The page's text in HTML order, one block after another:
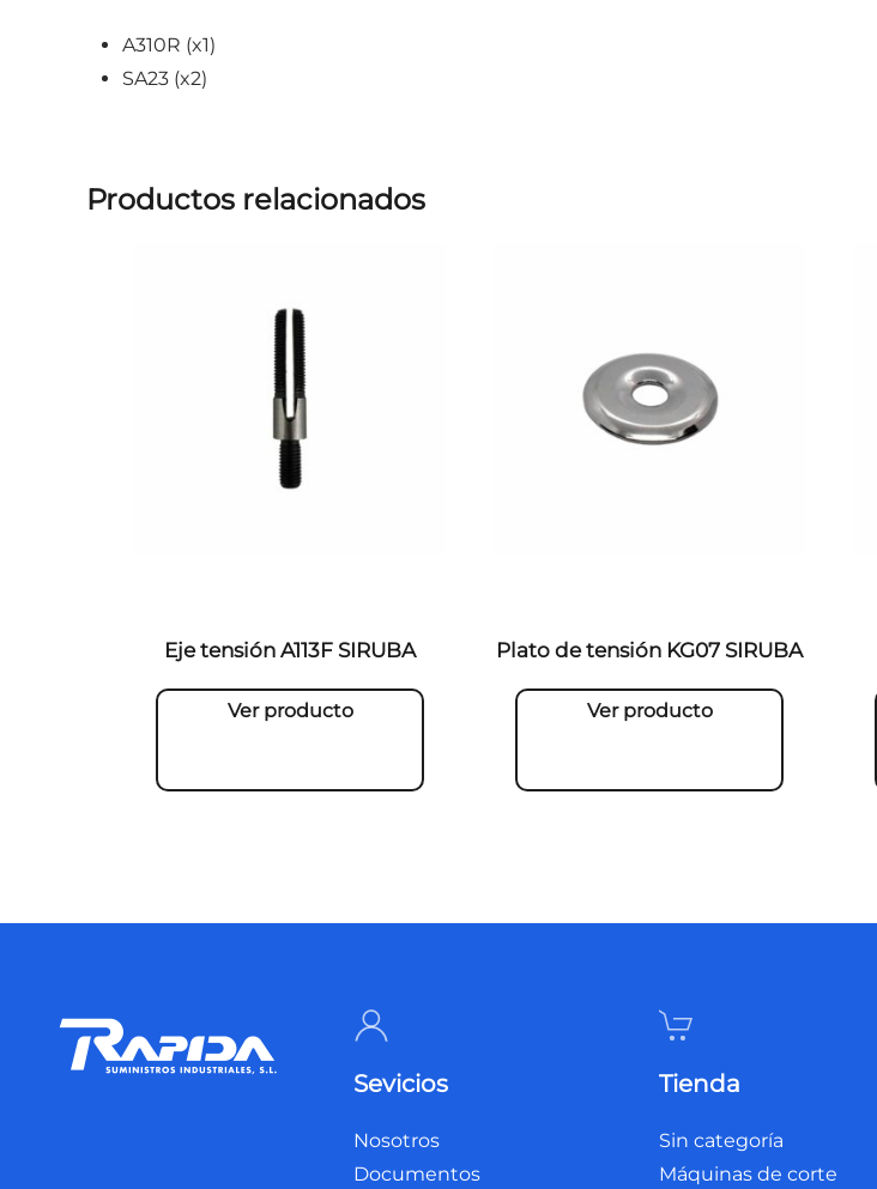
A310R (x1)
SA23 (x2)
Productos relacionados
Eje tensión A113F SIRUBA
Ver producto
Plato de tensión KG07 SIRUBA
Ver producto
Sevicios
Nosotros
Documentos
Tienda
Sin categoría
Máquinas de corte